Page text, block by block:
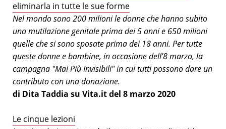
eliminarla in tutte le sue forme
Nel mondo sono 200 milioni le donne che hanno subito
una mutilazione genitale prima dei 5 anni e 650 milioni
quelle che si sono sposate prima dei 18 anni. Per tutte
queste donne e bambine, in occasione dell'8 marzo, la
campagna "Mai Più Invisibili" in cui tutti possono dare un
contributo con una donazione.
di Dita Taddia su Vita.it del 8 marzo 2020
Le cinque lezioni